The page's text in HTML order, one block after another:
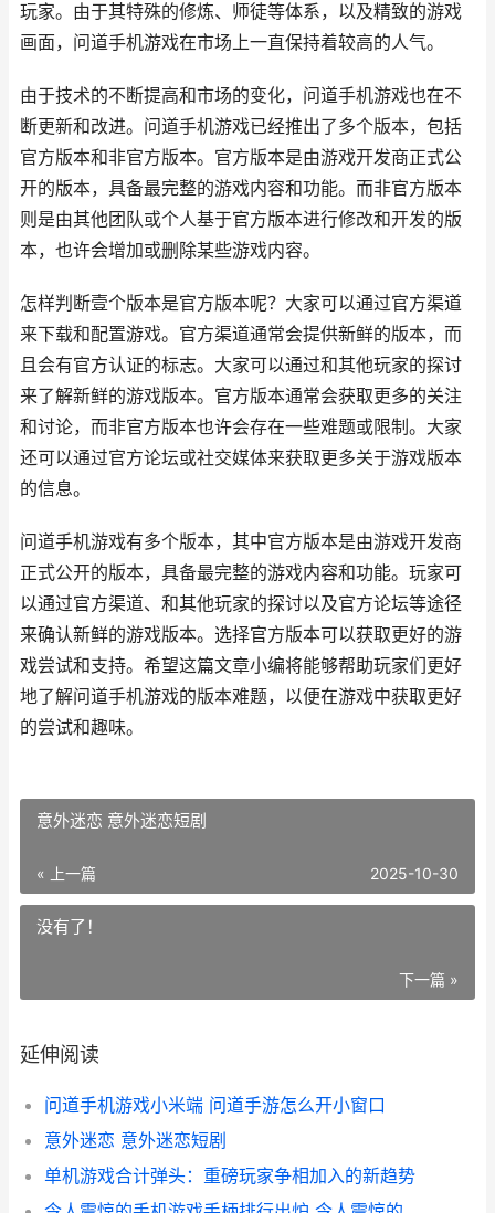
玩家。由于其特殊的修炼、师徒等体系，以及精致的游戏
画面，问道手机游戏在市场上一直保持着较高的人气。
由于技术的不断提高和市场的变化，问道手机游戏也在不
断更新和改进。问道手机游戏已经推出了多个版本，包括
官方版本和非官方版本。官方版本是由游戏开发商正式公
开的版本，具备最完整的游戏内容和功能。而非官方版本
则是由其他团队或个人基于官方版本进行修改和开发的版
本，也许会增加或删除某些游戏内容。
怎样判断壹个版本是官方版本呢？大家可以通过官方渠道
来下载和配置游戏。官方渠道通常会提供新鲜的版本，而
且会有官方认证的标志。大家可以通过和其他玩家的探讨
来了解新鲜的游戏版本。官方版本通常会获取更多的关注
和讨论，而非官方版本也许会存在一些难题或限制。大家
还可以通过官方论坛或社交媒体来获取更多关于游戏版本
的信息。
问道手机游戏有多个版本，其中官方版本是由游戏开发商
正式公开的版本，具备最完整的游戏内容和功能。玩家可
以通过官方渠道、和其他玩家的探讨以及官方论坛等途径
来确认新鲜的游戏版本。选择官方版本可以获取更好的游
戏尝试和支持。希望这篇文章小编将能够帮助玩家们更好
地了解问道手机游戏的版本难题，以便在游戏中获取更好
的尝试和趣味。
意外迷恋 意外迷恋短剧
« 上一篇 2025-10-30
没有了！
下一篇 »
延伸阅读
问道手机游戏小米端 问道手游怎么开小窗口
意外迷恋 意外迷恋短剧
单机游戏合计弹头：重磅玩家争相加入的新趋势